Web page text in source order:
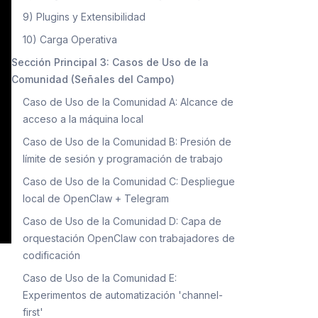
9) Plugins y Extensibilidad
10) Carga Operativa
Sección Principal 3: Casos de Uso de la
Comunidad (Señales del Campo)
Caso de Uso de la Comunidad A: Alcance de
acceso a la máquina local
Caso de Uso de la Comunidad B: Presión de
límite de sesión y programación de trabajo
Caso de Uso de la Comunidad C: Despliegue
local de OpenClaw + Telegram
Caso de Uso de la Comunidad D: Capa de
orquestación OpenClaw con trabajadores de
codificación
Caso de Uso de la Comunidad E:
Experimentos de automatización 'channel-
first'